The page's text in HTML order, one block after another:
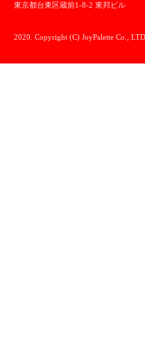
東京都台東区蔵前1-8-2 東邦ビル
2020. Copyright (C) JoyPalette Co.,